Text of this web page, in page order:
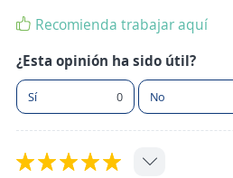
Recomienda trabajar aquí
¿Esta opinión ha sido útil?
Sí 0 No